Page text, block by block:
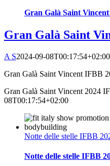
Gran Galà Saint
Gran Galà Saint
A S2024-09-08T00:17:54+02:00
Gran Galà Saint Vincent IFBB
Gran Galà Saint Vincent 2024
08T00:17:54+02:00
Notte delle stelle IFBB
Notte delle stelle IFBB